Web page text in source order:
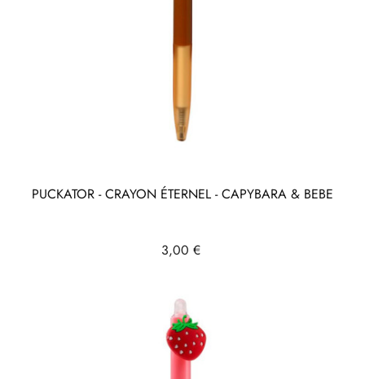
PUCKATOR - CRAYON ÉTERNEL - CAPYBARA & BEBE
Prix
3,00 €